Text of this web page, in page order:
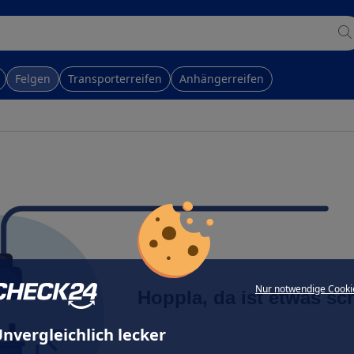
Nur notwendige
lecker
Felgen Transporterreifen Anhängerreifen
Hoppla, da ist etwas